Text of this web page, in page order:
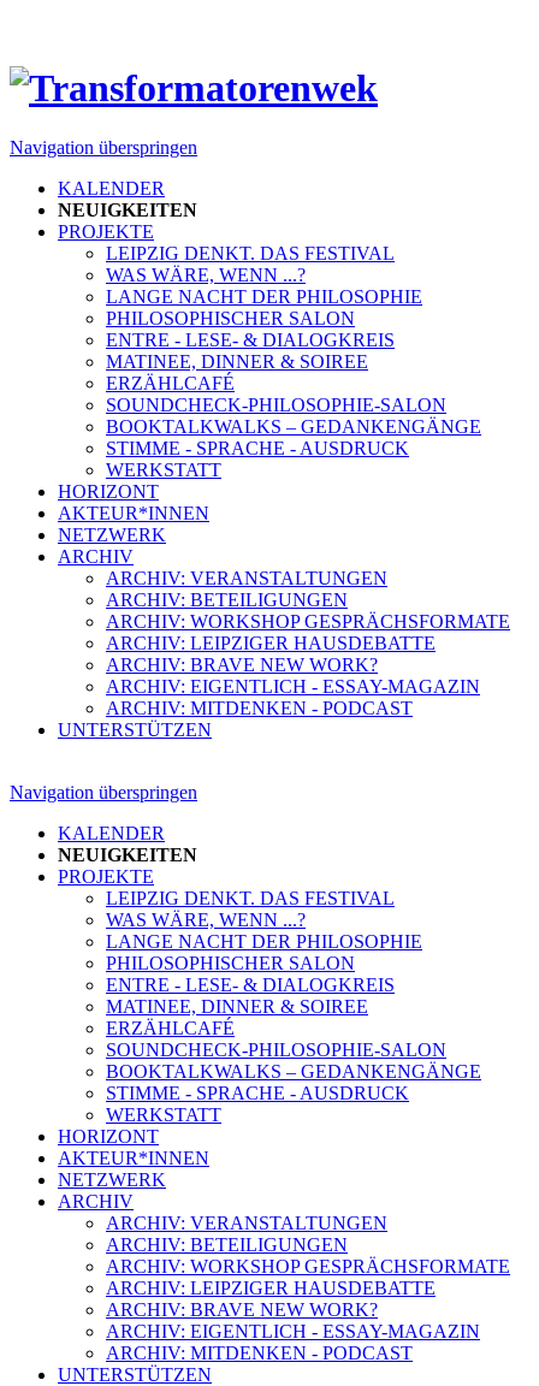
Navigation überspringen
KALENDER
NEUIGKEITEN
PROJEKTE
LEIPZIG DENKT. DAS FESTIVAL
WAS WÄRE, WENN ...?
LANGE NACHT DER PHILOSOPHIE
PHILOSOPHISCHER SALON
ENTRE - LESE- & DIALOGKREIS
MATINEE, DINNER & SOIREE
ERZÄHLCAFÉ
SOUNDCHECK-PHILOSOPHIE-SALON
BOOKTALKWALKS – GEDANKENGÄNGE
STIMME - SPRACHE - AUSDRUCK
WERKSTATT
HORIZONT
AKTEUR*INNEN
NETZWERK
ARCHIV
ARCHIV: VERANSTALTUNGEN
ARCHIV: BETEILIGUNGEN
ARCHIV: WORKSHOP GESPRÄCHSFORMATE
ARCHIV: LEIPZIGER HAUSDEBATTE
ARCHIV: BRAVE NEW WORK?
ARCHIV: EIGENTLICH - ESSAY-MAGAZIN
ARCHIV: MITDENKEN - PODCAST
UNTERSTÜTZEN
Navigation überspringen
KALENDER
NEUIGKEITEN
PROJEKTE
LEIPZIG DENKT. DAS FESTIVAL
WAS WÄRE, WENN ...?
LANGE NACHT DER PHILOSOPHIE
PHILOSOPHISCHER SALON
ENTRE - LESE- & DIALOGKREIS
MATINEE, DINNER & SOIREE
ERZÄHLCAFÉ
SOUNDCHECK-PHILOSOPHIE-SALON
BOOKTALKWALKS – GEDANKENGÄNGE
STIMME - SPRACHE - AUSDRUCK
WERKSTATT
HORIZONT
AKTEUR*INNEN
NETZWERK
ARCHIV
ARCHIV: VERANSTALTUNGEN
ARCHIV: BETEILIGUNGEN
ARCHIV: WORKSHOP GESPRÄCHSFORMATE
ARCHIV: LEIPZIGER HAUSDEBATTE
ARCHIV: BRAVE NEW WORK?
ARCHIV: EIGENTLICH - ESSAY-MAGAZIN
ARCHIV: MITDENKEN - PODCAST
UNTERSTÜTZEN